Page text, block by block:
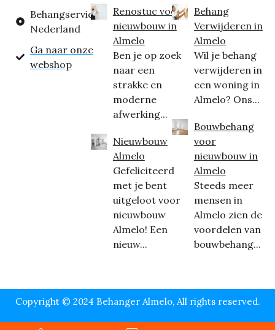
Behangservice
Nederland
Ga naar onze
webshop
Renostuc voor
nieuwbouw in
Almelo
Ben je op zoek
naar een
strakke en
moderne
afwerking...
Nieuwbouw
Almelo
Gefeliciteerd
met je bent
uitgeloot voor
nieuwbouw
Almelo! Een
nieuw...
Behang
Verwijderen in
Almelo
Wil je behang
verwijderen in
een woning in
Almelo? Ons...
Bouwbehang
voor
nieuwbouw in
Almelo
Steeds meer
mensen in
Almelo zien de
voordelen van
bouwbehang...
Copyright © 2024 Behanger Almelo, All rights reserved.